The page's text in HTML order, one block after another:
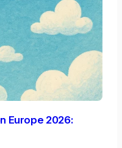
Europe 2026: